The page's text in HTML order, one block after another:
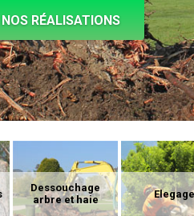
NOS RÉALISATIONS
Dessouchage
arbre et haie
Elegage